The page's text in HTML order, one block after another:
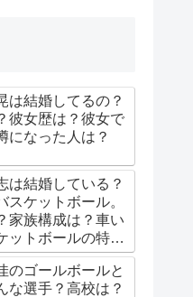
は結婚してるの？
彼女歴は？彼女で
になった人は？
は結婚している？
スケットボール。
家族構成は？車い
ットボールの特徴
のゴールボールと
な選手？高校は？